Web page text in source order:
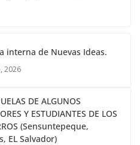
interna de Nuevas Ideas.
2026
DE ALGUNOS
Y ESTUDIANTES DE LOS
(Sensuntepeque,
EL Salvador)